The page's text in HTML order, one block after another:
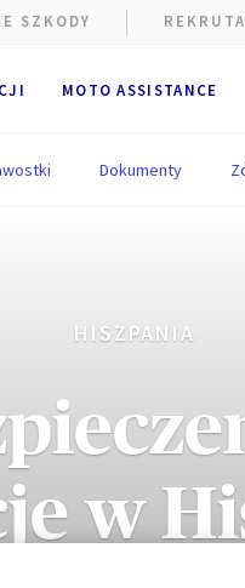
MOTO ASSISTANCE
SZKODY
Dokumenty
HISZPANIA
w
Opcjonalne pliki
zewnętrznych w
zaakceptowanialub
przechowywane przez6
na wszystkie lub
kategorii za